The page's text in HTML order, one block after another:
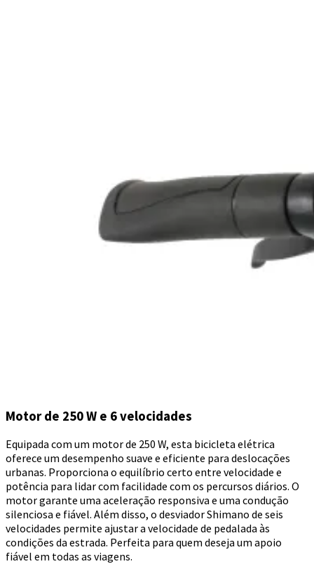
Motor de 250 W e 6 velocidades
Equipada com um motor de 250 W, esta bicicleta elétrica
oferece um desempenho suave e eficiente para deslocações
urbanas. Proporciona o equilíbrio certo entre velocidade e
potência para lidar com facilidade com os percursos diários. O
motor garante uma aceleração responsiva e uma condução
silenciosa e fiável. Além disso, o desviador Shimano de seis
velocidades permite ajustar a velocidade de pedalada às
condições da estrada. Perfeita para quem deseja um apoio
fiável em todas as viagens.